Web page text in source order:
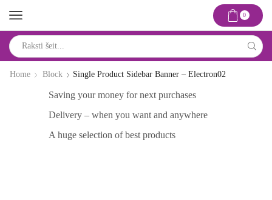
0
input
Home
Block Single Product Sidebar Banner – Electron02
Saving your money for next purchases
Delivery – when you want and anywhere
A huge selection of best products